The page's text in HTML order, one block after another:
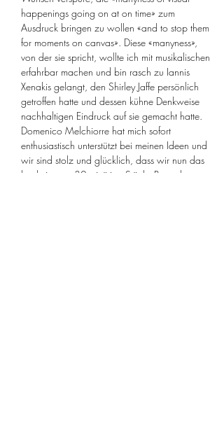
happenings going on at on time» zum
Ausdruck bringen zu wollen «and to stop them
for moments on canvas». Diese «manyness»,
von der sie spricht, wollte ich mit musikalischen
erfahrbar machen und bin rasch zu Iannis
Xenakis gelangt, den Shirley Jaffe persönlich
getroffen hatte und dessen kühne Denkweise
nachhaltigen Eindruck auf sie gemacht hatte.
Domenico Melchiorre hat mich sofort
enthusiastisch unterstützt bei meinen Ideen und
wir sind stolz und glücklich, dass wir nun das
hochvirtuose 30-minütige Stück «Persephassa»,